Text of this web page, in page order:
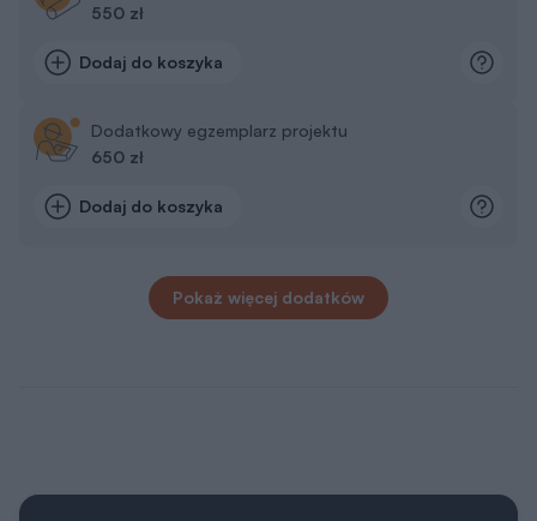
550 zł
Dodaj do koszyka
Dodatkowy egzemplarz projektu
650 zł
Dodaj do koszyka
Pokaż więcej dodatków